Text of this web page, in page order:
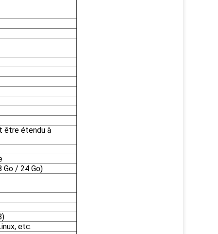
être étendu à
Go / 24 Go)
etc.